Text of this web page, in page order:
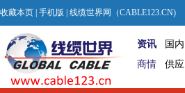
收藏本页 手机版 | 线缆世界网（CABLE123.CN)
资讯 国内
商情
供应